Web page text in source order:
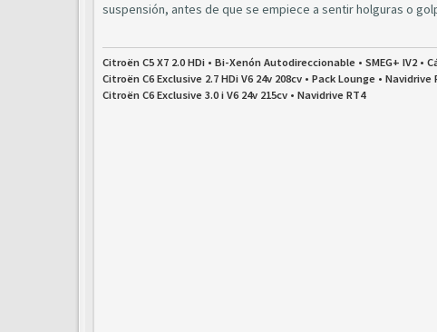
suspensión, antes de que se empiece a sentir holguras o
Citroën C5 X7 2.0 HDi • Bi-Xenón Autodireccionable • SMEG+ IV2 •
Citroën C6 Exclusive 2.7 HDi V6 24v 208cv • Pack Lounge • Navidrive
Citroën C6 Exclusive 3.0 i V6 24v 215cv • Navidrive RT4